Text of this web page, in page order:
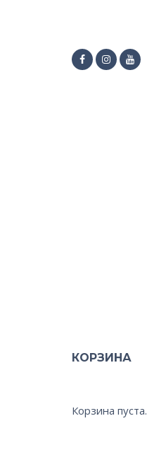
КОРЗИНА
Корзина пуста.